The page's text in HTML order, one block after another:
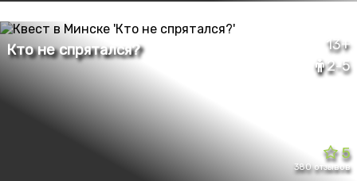
13+
2-5
5
380 отзывов